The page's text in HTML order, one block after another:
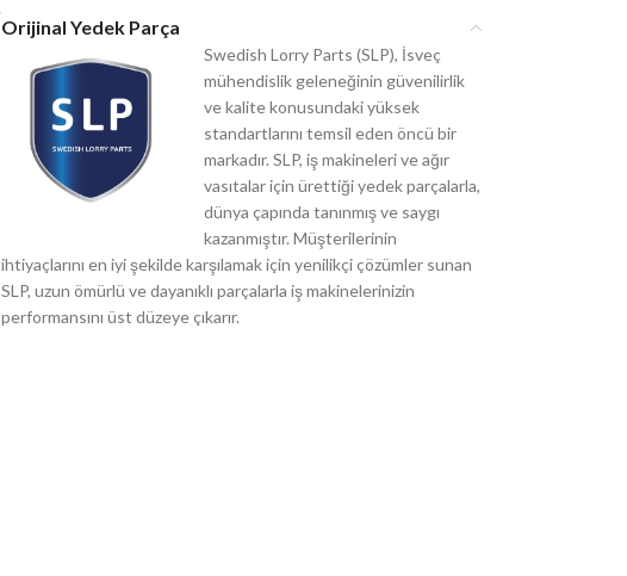
Orijinal Yedek Parça
Swedish Lorry Parts (SLP), İsveç
mühendislik geleneğinin güvenilirlik
ve kalite konusundaki yüksek
standartlarını temsil eden öncü bir
markadır. SLP, iş makineleri ve ağır
vasıtalar için ürettiği yedek parçalarla,
dünya çapında tanınmış ve saygı
kazanmıştır. Müşterilerinin
ihtiyaçlarını en iyi şekilde karşılamak için yenilikçi çözümler sunan
SLP, uzun ömürlü ve dayanıklı parçalarla iş makinelerinizin
performansını üst düzeye çıkarır.